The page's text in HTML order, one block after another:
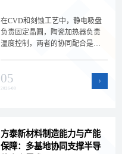
在CVD和刻蚀工艺中，静电吸盘
负责固定晶圆，陶瓷加热器负责
温度控制，两者的协同配合是实
瓷加热器的集成方案和选型要
点，帮助设备工程师设计高效的
05
2026-08
方泰新材料制造能力与产能
保障：多基地协同支撑半导